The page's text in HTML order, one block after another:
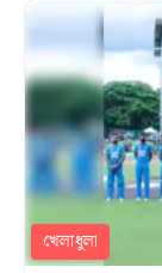
খেলাধুলা